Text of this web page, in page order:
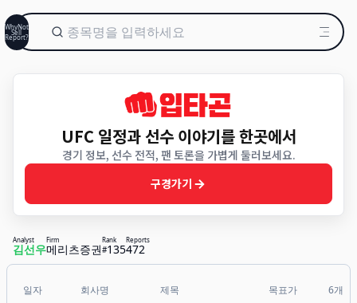
WhyNot
Sell
Report?
UFC 일정과 선수 이야기를 한곳에서
경기 정보, 선수 전적, 팬 토론을 가볍게 둘러보세요.
구경가기
Analyst
김선우
Firm
메리츠증권
Rank
#135
Reports
472
일자 회사명 제목 목표가 6개월